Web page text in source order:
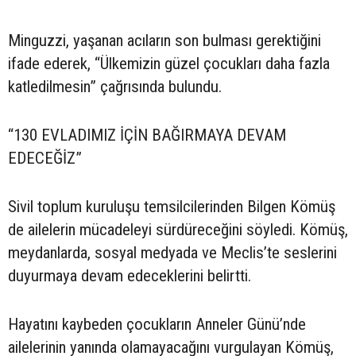
Minguzzi, yaşanan acıların son bulması gerektiğini
ifade ederek, “Ülkemizin güzel çocukları daha fazla
katledilmesin” çağrısında bulundu.
“130 EVLADIMIZ İÇİN BAĞIRMAYA DEVAM
EDECEĞİZ”
Sivil toplum kuruluşu temsilcilerinden Bilgen Kömüş
de ailelerin mücadeleyi sürdüreceğini söyledi. Kömüş,
meydanlarda, sosyal medyada ve Meclis’te seslerini
duyurmaya devam edeceklerini belirtti.
Hayatını kaybeden çocukların Anneler Günü’nde
ailelerinin yanında olamayacağını vurgulayan Kömüş,